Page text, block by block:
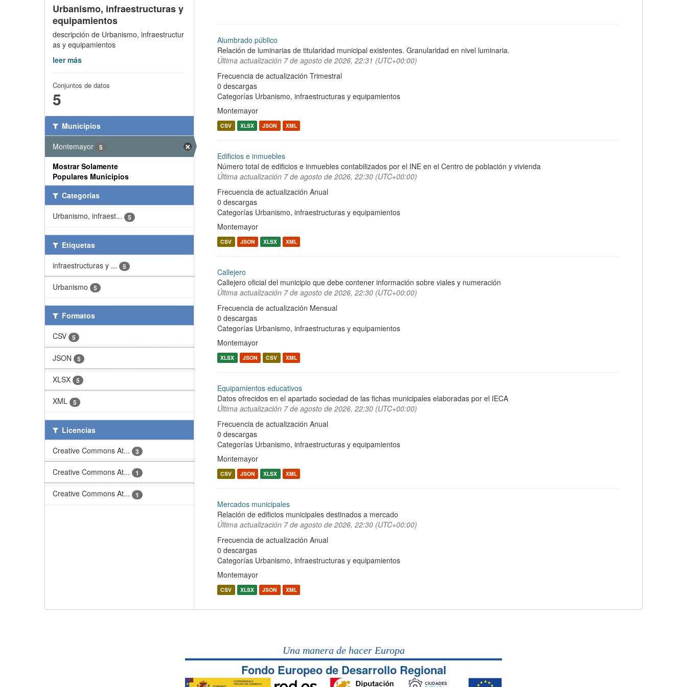
Urbanismo, infraestructuras y
equipamientos
descripción de Urbanismo, infraestructur
as y equipamientos
leer más
Conjuntos de datos
5
Municipios
Montemayor
5
Mostrar Solamente
Populares Municipios
Categorías
Urbanismo, infraest...
5
Etiquetas
infraestructuras y ...
5
Urbanismo 5
Formatos
CSV
5
JSON 5
XLSX 5
XML 5
Licencias
Creative Commons At...
3
Creative Commons At... 1
Creative Commons At... 1
Alumbrado público
Relación de luminarias de titularidad municipal existentes. Granularidad en nivel luminaria.
Última actualización 7 de agosto de 2026, 22:31 (UTC+00:00)
Frecuencia de actualización Trimestral
0 descargas
Categorías Urbanismo, infraestructuras y equipamientos
Montemayor
CSV XLSX JSON XML
Edificios e inmuebles
Número total de edificios e inmuebles contabilizados por el INE en el Centro de población y vivienda
Última actualización 7 de agosto de 2026, 22:30 (UTC+00:00)
Frecuencia de actualización Anual
0 descargas
Categorías Urbanismo, infraestructuras y equipamientos
Montemayor
CSV JSON XLSX XML
Callejero
Callejero oficial del municipio que debe contener información sobre viales y numeración
Última actualización 7 de agosto de 2026, 22:30 (UTC+00:00)
Frecuencia de actualización Mensual
0 descargas
Categorías Urbanismo, infraestructuras y equipamientos
Montemayor
XLSX JSON CSV XML
Equipamientos educativos
Datos ofrecidos en el apartado sociedad de las fichas municipales elaboradas por el IECA
Última actualización 7 de agosto de 2026, 22:30 (UTC+00:00)
Frecuencia de actualización Anual
0 descargas
Categorías Urbanismo, infraestructuras y equipamientos
Montemayor
CSV JSON XLSX XML
Mercados municipales
Relación de edificios municipales destinados a mercado
Última actualización 7 de agosto de 2026, 22:30 (UTC+00:00)
Frecuencia de actualización Anual
0 descargas
Categorías Urbanismo, infraestructuras y equipamientos
Montemayor
CSV XLSX JSON XML
Una manera de hacer Europa
Fondo Europeo de Desarrollo Regional